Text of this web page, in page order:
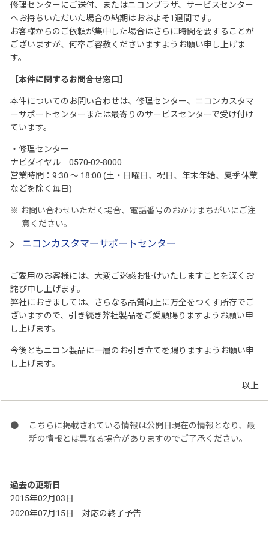
修理センターにご送付、またはニコンプラザ、サービスセンター
へお持ちいただいた場合の納期はおおよそ1週間です。
お客様からのご依頼が集中した場合はさらに時間を要することが
ございますが、何卒ご容赦くださいますようお願い申し上げま
す。
【本件に関するお問合せ窓口】
本件についてのお問い合わせは、修理センター、ニコンカスタマ
ーサポートセンターまたは最寄りのサービスセンターで受け付け
ています。
・修理センター
ナビダイヤル 0570-02-8000
営業時間：9:30 ～ 18:00 (土・日曜日、祝日、年末年始、夏季休業
などを除く毎日)
※ お問い合わせいただく場合、電話番号のおかけまちがいにご注
意ください。
ニコンカスタマーサポートセンター
ご愛用のお客様には、大変ご迷惑お掛けいたしますことを深くお
詫び申し上げます。
弊社におきましては、さらなる品質向上に万全をつくす所存でご
ざいますので、引き続き弊社製品をご愛顧賜りますようお願い申
し上げます。
今後ともニコン製品に一層のお引き立てを賜りますようお願い申
し上げます。
以上
こちらに掲載されている情報は公開日現在の情報となり、最
新の情報とは異なる場合がありますのでご了承ください。
過去の更新日
2015年02月03日
2020年07月15日
対応の終了予告